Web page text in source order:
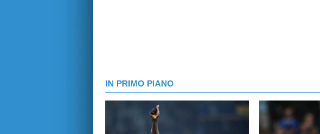
IN PRIMO PIANO